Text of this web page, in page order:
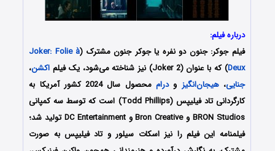
درباره فیلم:
فیلم جوکر: جنون دو نفره یا جوکر جنون مشترک (Joker: Folie à
Deux) که با عنوان (Joker 2) نیز شناخته می‌شود، یک فیلم اکشن،
جنایی،هیجان‌انگیز ودرام
محصول سال 2024 کشور آمریکا به
کارگردانی تاد فیلیپس (Todd Phillips) است که توسط سه کمپانی‌
BRON Studios و Bron Creative و DC Entertainment تولید شد؛
فیلمنامه این فیلم را نیز اسکات سیلور و تاد فیلیپس به صورت